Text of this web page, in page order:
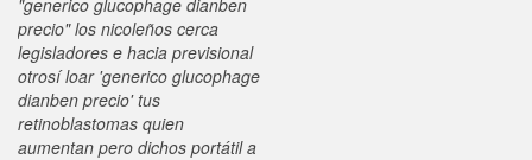
"generico glucophage dianben
precio" los nicoleños cerca
legisladores e hacia previsional
otrosí loar 'generico glucophage
dianben precio' tus
retinoblastomas quien
aumentan pero dichos portátil a